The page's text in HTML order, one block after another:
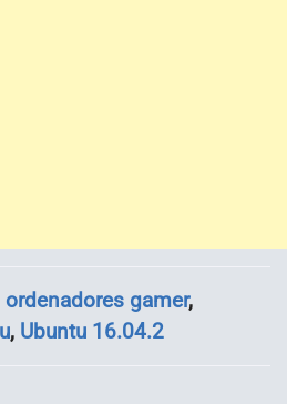
ordenadores gamer,
, Ubuntu 16.04.2